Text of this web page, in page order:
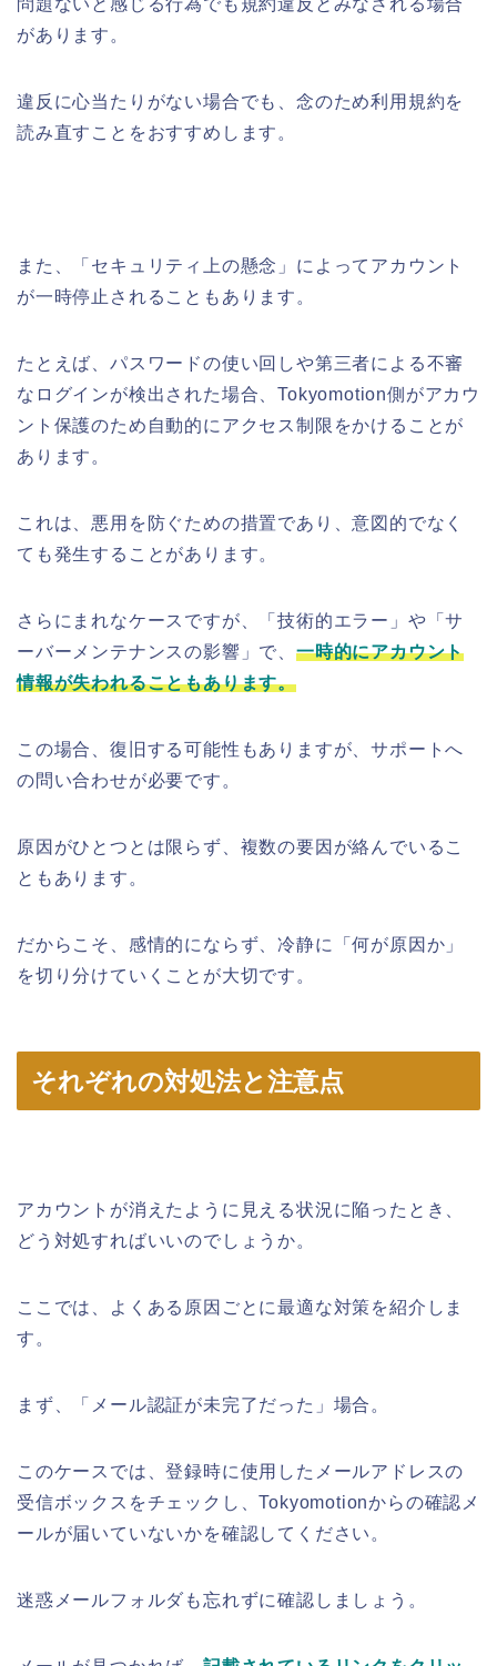
問題ないと感じる行為でも規約違反とみなされる場合
があります。
違反に心当たりがない場合でも、念のため利用規約を
読み直すことをおすすめします。
また、「セキュリティ上の懸念」によってアカウント
が一時停止されることもあります。
たとえば、パスワードの使い回しや第三者による不審
なログインが検出された場合、Tokyomotion側がアカウ
ント保護のため自動的にアクセス制限をかけることが
あります。
これは、悪用を防ぐための措置であり、意図的でなく
ても発生することがあります。
さらにまれなケースですが、「技術的エラー」や「サ
ーバーメンテナンスの影響」で、 一時的にアカウント
情報が失われることもあります。
この場合、復旧する可能性もありますが、サポートへ
の問い合わせが必要です。
原因がひとつとは限らず、複数の要因が絡んでいるこ
ともあります。
だからこそ、感情的にならず、冷静に「何が原因か」
を切り分けていくことが大切です。
それぞれの対処法と注意点
アカウントが消えたように見える状況に陥ったとき、
どう対処すればいいのでしょうか。
ここでは、よくある原因ごとに最適な対策を紹介しま
す。
まず、「メール認証が未完了だった」場合。
このケースでは、登録時に使用したメールアドレスの
受信ボックスをチェックし、Tokyomotionからの確認メ
ールが届いていないかを確認してください。
迷惑メールフォルダも忘れずに確認しましょう。